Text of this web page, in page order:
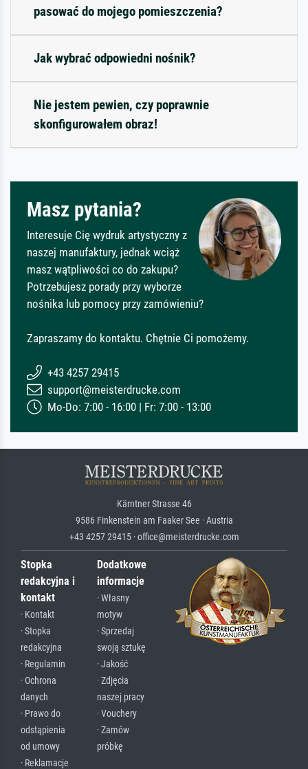
pasować do mojego pomieszczenia?
Jak wybrać odpowiedni nośnik?
Nie jestem pewien, czy poprawnie
skonfigurowałem obraz!
Masz pytania?
Interesuje Cię wydruk artystyczny z
naszej manufaktury, jednak wciąż
masz wątpliwości co do zakupu?
Potrzebujesz porady przy wyborze
nośnika lub pomocy przy zamówieniu?
Zapraszamy do kontaktu. Chętnie Ci pomożemy.
+43 4257 29415
support@meisterdrucke.com
Mo-Do: 7:00 - 16:00 | Fr: 7:00 - 13:00
Kärntner Strasse 46
9586 Finkenstein am Faaker See · Austria
+43 4257 29415 · office@meisterdrucke.com
Stopka
redakcyjna i
kontakt
· Kontakt
· Stopka
redakcyjna
· Regulamin
· Ochrona
danych
· Prawo do
odstąpienia
od umowy
· Reklamacje
Dodatkowe
informacje
· Własny
motyw
· Sprzedaj
swoją sztukę
· Jakość
· Zdjęcia
naszej pracy
· Vouchery
· Zamów
próbkę